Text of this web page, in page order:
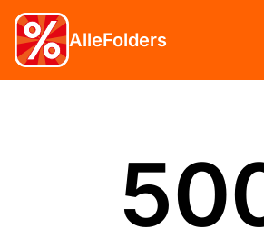
AlleFolders